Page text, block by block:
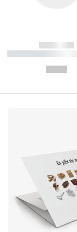
------------
----------- -----------